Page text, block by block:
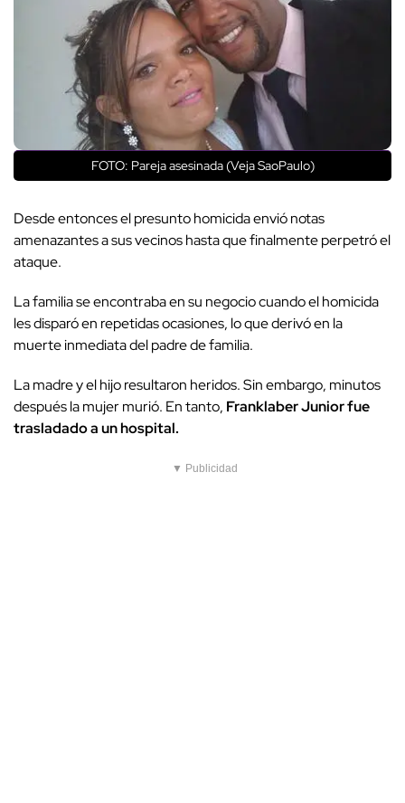
FOTO: Pareja asesinada (Veja SaoPaulo)
Desde entonces el presunto homicida envió notas
amenazantes a sus vecinos hasta que finalmente perpetró el
ataque.
La familia se encontraba en su negocio cuando el homicida
les disparó en repetidas ocasiones, lo que derivó en la
muerte inmediata del padre de familia.
La madre y el hijo resultaron heridos. Sin embargo, minutos
después la mujer murió. En tanto, Franklaber Junior fue
trasladado a un hospital.
▼ Publicidad